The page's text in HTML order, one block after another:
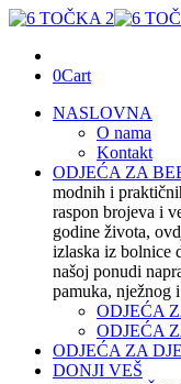
0Cart
NASLOVNA
O nama
Kontakt
ODJEĆA ZA
modnih i
raspon brojeva i
godine života,
izlaska iz bolnice
našoj ponudi
pamuka, nježnog
ODJEĆA
ODJEĆA
ODJEĆA ZA
DONJI VEŠ